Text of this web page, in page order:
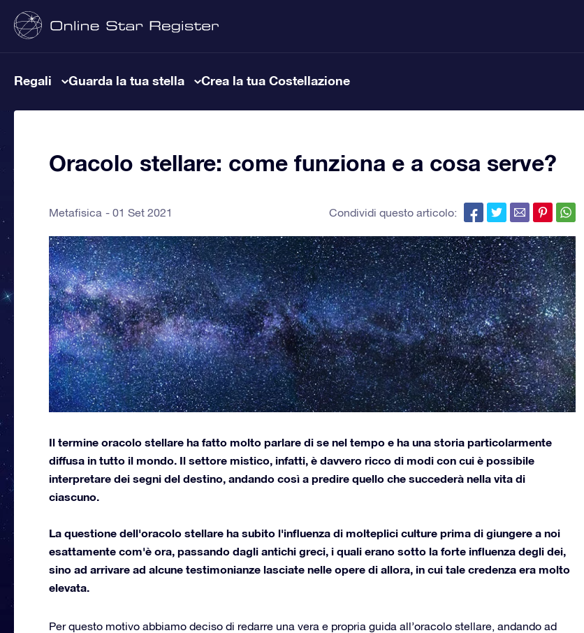
Regali Guarda la tua stella Crea la tua Costellazione
Oracolo stellare: come funziona e a cosa serve?
Metafisica 01 Set 2021 Condividi questo articolo:
Il termine oracolo stellare ha fatto molto parlare di se nel tempo e ha una storia particolarmente
diffusa in tutto il mondo. Il settore mistico, infatti, è davvero ricco di modi con cui è possibile
interpretare dei segni del destino, andando così a predire quello che succederà nella vita di
ciascuno.
La questione dell'oracolo stellare ha subito l'influenza di molteplici culture prima di giungere a noi
esattamente com'è ora, passando dagli antichi greci, i quali erano sotto la forte influenza degli dei,
sino ad arrivare ad alcune testimonianze lasciate nelle opere di allora, in cui tale credenza era molto
elevata.
Per questo motivo abbiamo deciso di redarre una vera e propria guida all’oracolo stellare, andando ad